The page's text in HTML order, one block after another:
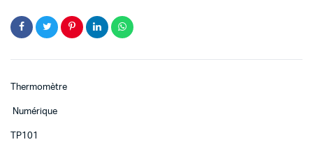
Thermomètre
Numérique
TP101